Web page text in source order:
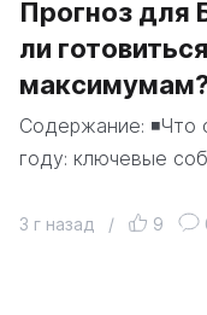
Прогноз для
ли
Содержание: ◾️Что
году: ключевые
3 г назад / 9